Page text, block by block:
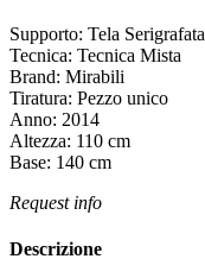
Supporto: Tela Serigrafata
Tecnica: Tecnica Mista
Brand: Mirabili
Tiratura: Pezzo unico
Anno: 2014
Altezza: 110 cm
Base: 140 cm
Request info
Descrizione